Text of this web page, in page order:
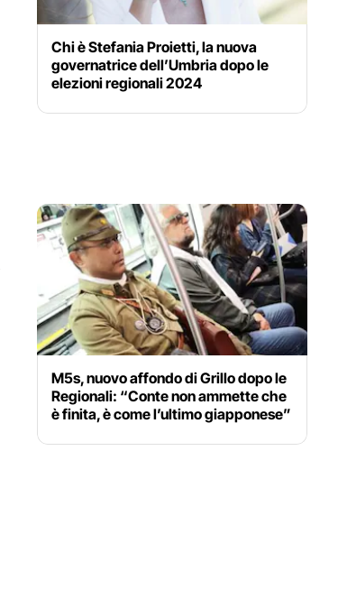
Chi è Stefania Proietti, la nuova
governatrice dell’Umbria dopo le
elezioni regionali 2024
M5s, nuovo affondo di Grillo dopo le
Regionali: “Conte non ammette che
è finita, è come l’ultimo giapponese”